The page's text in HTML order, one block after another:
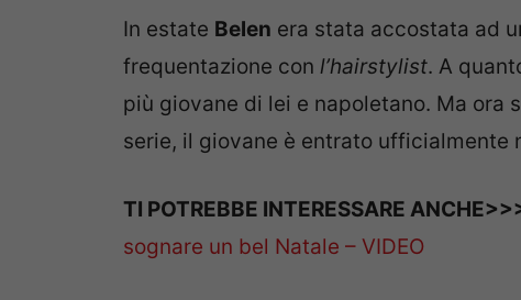
In estate Belen era stata accostata ad
frequentazione con l’hairstylist. A
più giovane di lei e napoletano. Ma ora
serie, il giovane è entrato ufficialmente
TI POTREBBE INTERESSARE
sognare un bel Natale – VIDEO